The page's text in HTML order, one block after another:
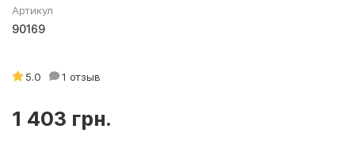
Артикул
90169
5.0 1 отзыв
1 403 грн.